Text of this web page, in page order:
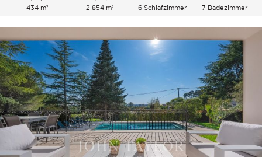
434 m² 2 854 m² 6 Schlafzimmer 7 Badezimmer